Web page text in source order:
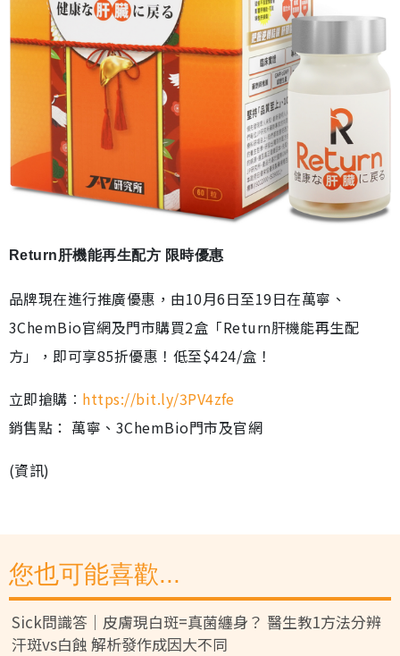
Return肝機能再生配方 限時優惠
品牌現在進行推廣優惠，由10月6日至19日在萬寧、
3ChemBio官網及門市購買2盒「Return肝機能再生配
方」，即可享85折優惠！低至$424/盒！
立即搶購︰ https://bit.ly/3PV4zfe
銷售點： 萬寧、3ChemBio門市及官網
(資訊)
您也可能喜歡...
Sick問識答｜皮膚現白斑=真菌纏身？ 醫生教1方法分辨
汗斑vs白蝕 解析發作成因大不同